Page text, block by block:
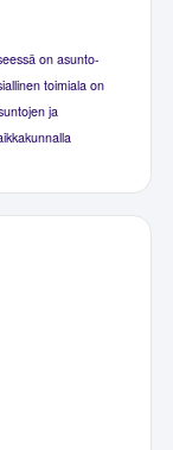
on asunto-
toimiala on
ja